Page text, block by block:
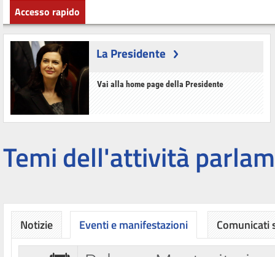
Accesso rapido
La Presidente
Vai alla home page della Presidente
Temi dell'attività
Notizie Eventi e manifestazioni Comunicati